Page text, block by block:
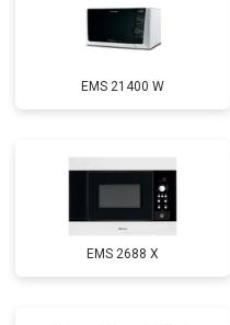
EMS 21400 W
EMS 2688 X